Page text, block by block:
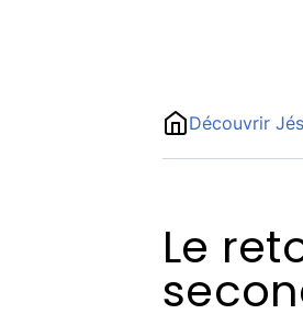
Découvrir
Le